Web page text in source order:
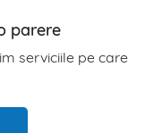
parere
serviciile pe care